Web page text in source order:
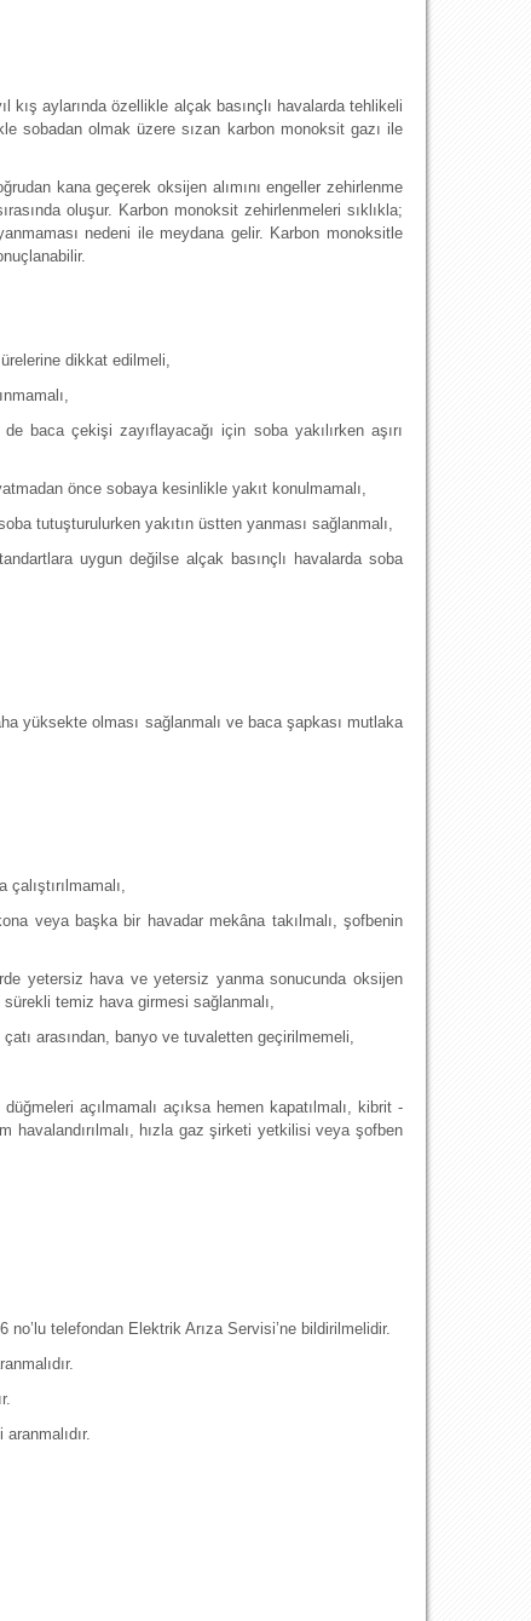
aylarında özellikle alçak basınçlı havalarda tehlikeli
sobadan olmak üzere sızan karbon monoksit gazı ile
kana geçerek oksijen alımını engeller zehirlenme
oluşur. Karbon monoksit zehirlenmeleri sıklıkla;
nedeni ile meydana gelir. Karbon monoksitle
dikkat edilmeli,
baca çekişi zayıflayacağı için soba yakılırken aşırı
önce sobaya kesinlikle yakıt konulmamalı,
tutuşturulurken yakıtın üstten yanması sağlanmalı,
uygun değilse alçak basınçlı havalarda soba
yüksekte olması sağlanmalı ve baca şapkası mutlaka
veya başka bir havadar mekâna takılmalı, şofbenin
yetersiz hava ve yetersiz yanma sonucunda oksijen
sürekli temiz hava girmesi sağlanmalı,
arasından, banyo ve tuvaletten geçirilmemeli,
açılmamalı açıksa hemen kapatılmalı, kibrit -
havalandırılmalı, hızla gaz şirketi yetkilisi veya şofben
telefondan Elektrik Arıza Servisi’ne bildirilmelidir.